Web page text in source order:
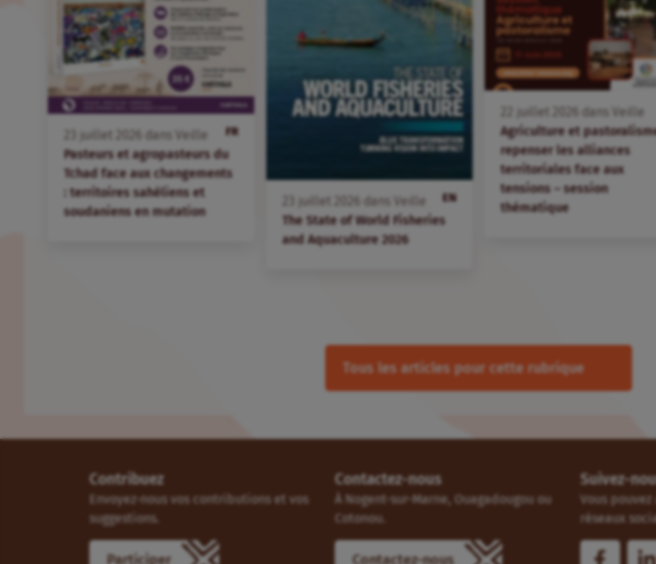
EN
juillet dans
Veille
The State of World Fisheries
and Aquaculture 2026
FR
juillet dans Veille
Pasteurs et agropasteurs du
Tchad face aux changements
: territoires sahéliens et
soudaniens en mutation
juillet dans
Veille
Agriculture et pastoralisme
repenser les alliances
territoriales face aux
tensions – session
thématique
Tous les articles pour cette rubrique
Contribuez
Envoyez-nous vos contributions et vos
suggestions.
Participer
Contactez-nous
À Nogent-sur-Marne, Ouagadougou ou
Cotonou.
Contactez-nous
Suivez-
Vous
réseaux